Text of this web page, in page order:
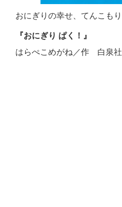
おにぎりの幸せ、てんこもり
『おにぎり ぱく！』
はらぺこめがね／作 白泉社